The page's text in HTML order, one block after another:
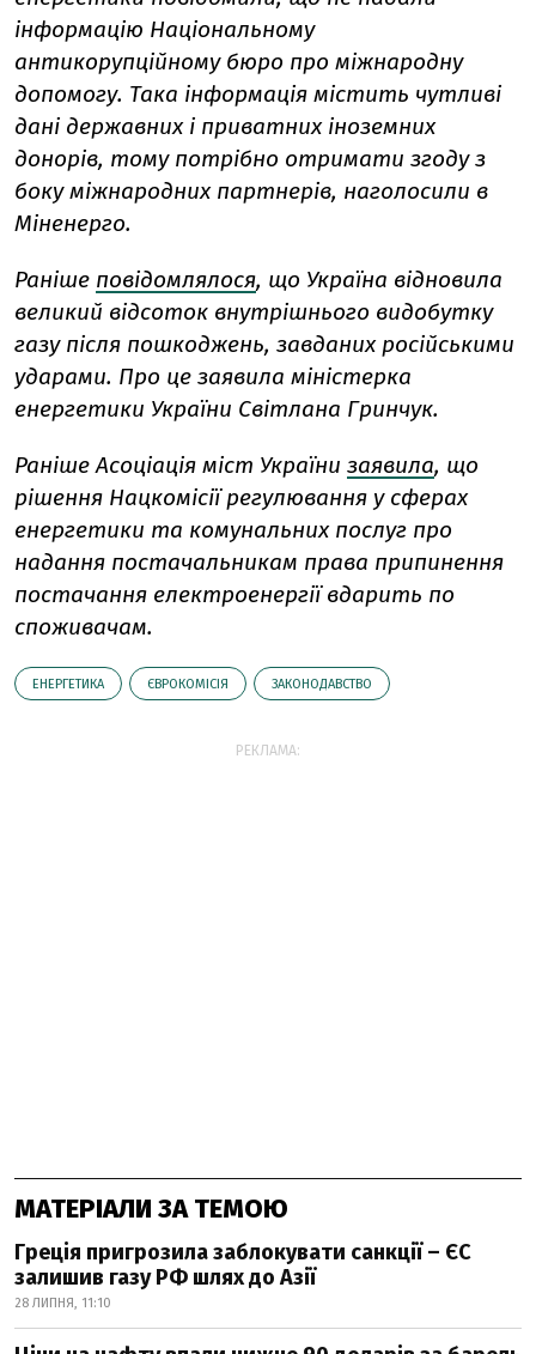
інформацію Національному
антикорупційному бюро про міжнародну
допомогу. Така інформація містить чутливі
дані державних і приватних іноземних
донорів, тому потрібно отримати згоду з
боку міжнародних партнерів, наголосили в
Міненерго.
Раніше повідомлялося, що Україна відновила
великий відсоток внутрішнього видобутку
газу після пошкоджень, завданих російськими
ударами. Про це заявила міністерка
енергетики України Світлана Гринчук.
Раніше Асоціація міст України заявила, що
рішення Нацкомісії регулювання у сферах
енергетики та комунальних послуг про
надання постачальникам права припинення
постачання електроенергії вдарить по
споживачам.
ЕНЕРГЕТИКА ЄВРОКОМІСІЯ ЗАКОНОДАВСТВО
РЕКЛАМА:
МАТЕРІАЛИ ЗА ТЕМОЮ
Греція пригрозила заблокувати санкції – ЄС
залишив газу РФ шлях до Азії
28 ЛИПНЯ, 11:10